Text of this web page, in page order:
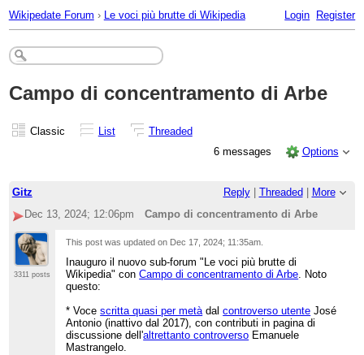
Wikipedate Forum › Le voci più brutte di Wikipedia Login Register
Campo di concentramento di Arbe
Classic List
Threaded
6 messages
Options
Gitz Reply| Threaded
More
Dec 13, 2024; 12:06pm
Campo di concentramento di Arbe
3311 posts
This post was updated on Dec 17, 2024; 11:35am
Inauguro il nuovo sub-forum "Le voci più brutte di
Wikipedia" conCampo di concentramento di Arbe . Noto
questo:
* Vocescritta quasi per metà dalcontroverso utente José
Antonio (inattivo dal 2017), con contributi in pagina di
discussione dell'altrettanto controverso Emanuele
Mastrangelo.